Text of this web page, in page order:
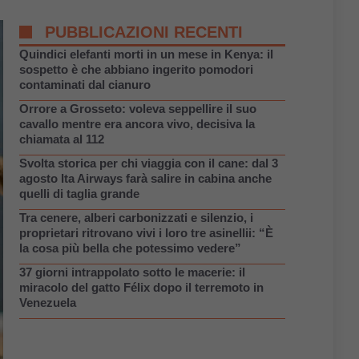
PUBBLICAZIONI RECENTI
Quindici elefanti morti in un mese in Kenya: il
sospetto è che abbiano ingerito pomodori
contaminati dal cianuro
Orrore a Grosseto: voleva seppellire il suo
cavallo mentre era ancora vivo, decisiva la
chiamata al 112
Svolta storica per chi viaggia con il cane: dal 3
agosto Ita Airways farà salire in cabina anche
quelli di taglia grande
Tra cenere, alberi carbonizzati e silenzio, i
proprietari ritrovano vivi i loro tre asinellii: “È
la cosa più bella che potessimo vedere”
37 giorni intrappolato sotto le macerie: il
miracolo del gatto Félix dopo il terremoto in
Venezuela